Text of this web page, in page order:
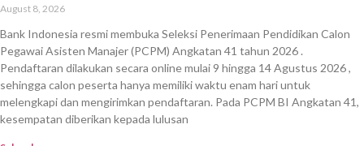
August 8, 2026
Bank Indonesia resmi membuka Seleksi Penerimaan Pendidikan Calon
Pegawai Asisten Manajer (PCPM) Angkatan 41 tahun 2026 .
Pendaftaran dilakukan secara online mulai 9 hingga 14 Agustus 2026 ,
sehingga calon peserta hanya memiliki waktu enam hari untuk
melengkapi dan mengirimkan pendaftaran. Pada PCPM BI Angkatan 41,
kesempatan diberikan kepada lulusan